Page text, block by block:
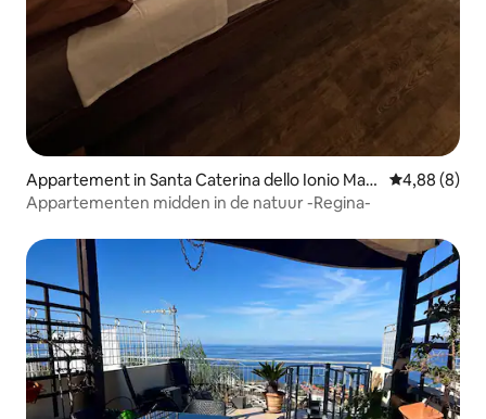
Appartement in Santa Caterina dello Ionio Mari
na
Gemiddelde
4,88 (8)
Appartementen midden in de natuur -Regina-